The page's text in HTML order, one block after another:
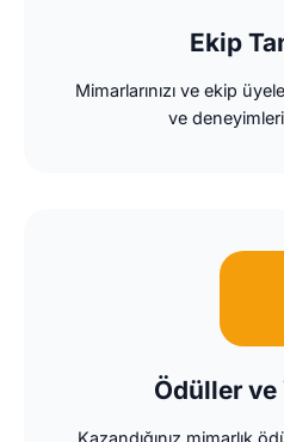
Ekip
Mimarlarınızı ve ekip
ve
Ödüller ve
Kazandığınız mimarlık